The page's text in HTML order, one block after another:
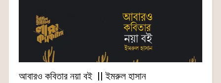
আবারও কবিতার নয়া বই || ইমরুল হাসান